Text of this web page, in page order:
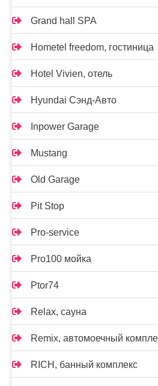
Grand hall SPA
Hometel freedom, гостиница
Hotel Vivien, отель
Hyundai Сэнд-Авто
Inpower Garage
Mustang
Old Garage
Pit Stop
Pro-service
Pro100 мойка
Ptor74
Relax, сауна
Remix, автомоечный
RICH, банный комплекс